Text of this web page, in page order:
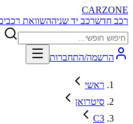
CARZONE
רכב חדשרכב יד שניההשוואת
הרשמה/התחברות
ראשי
סיטרואן
C3